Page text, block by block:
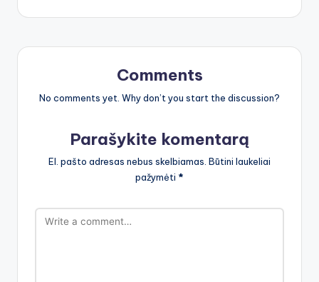
Comments
No comments yet. Why don’t you start the discussion?
Parašykite komentarą
El. pašto adresas nebus skelbiamas. Būtini laukeliai
pažymėti *